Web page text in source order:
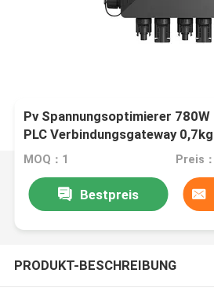
Pv Spannungsoptimierer
PLC Verbindungsgateway
zertifiziert
MOQ：1 Preis
Bestpreis
PRODUKT-BESCHREIBUNG